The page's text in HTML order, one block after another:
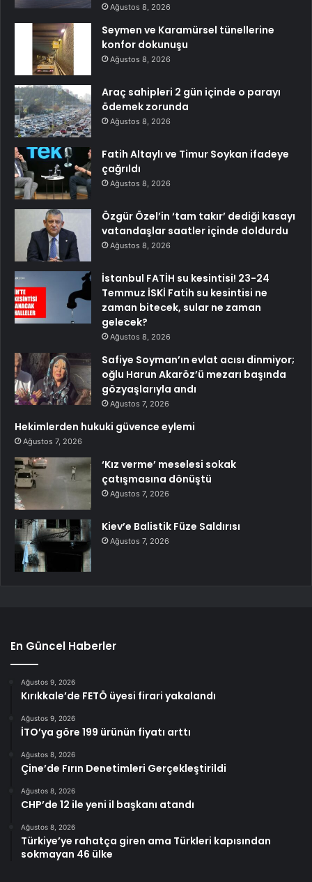
Ağustos 8, 2026
Seymen ve Karamürsel tünellerine
konfor dokunuşu
Ağustos 8, 2026
Araç sahipleri 2 gün içinde o parayı
ödemek zorunda
Ağustos 8, 2026
Fatih Altaylı ve Timur Soykan ifadeye
çağrıldı
Ağustos 8, 2026
Özgür Özel’in ‘tam takır’ dediği kasayı
vatandaşlar saatler içinde doldurdu
Ağustos 8, 2026
İstanbul FATİH su kesintisi! 23-24
Temmuz İSKİ Fatih su kesintisi ne
zaman bitecek, sular ne zaman
gelecek?
Ağustos 8, 2026
Safiye Soyman’ın evlat acısı dinmiyor;
oğlu Harun Akaröz’ü mezarı başında
gözyaşlarıyla andı
Ağustos 7, 2026
Hekimlerden hukuki güvence eylemi
Ağustos 7, 2026
‘Kız verme’ meselesi sokak
çatışmasına dönüştü
Ağustos 7, 2026
Kiev’e Balistik Füze Saldırısı
Ağustos 7, 2026
En Güncel Haberler
Ağustos 9, 2026
Kırıkkale’de FETÖ üyesi firari yakalandı
Ağustos 9, 2026
İTO’ya göre 199 ürünün fiyatı arttı
Ağustos 8, 2026
Çine’de Fırın Denetimleri Gerçekleştirildi
Ağustos 8, 2026
CHP’de 12 ile yeni il başkanı atandı
Ağustos 8, 2026
Türkiye’ye rahatça giren ama Türkleri kapısından
sokmayan 46 ülke